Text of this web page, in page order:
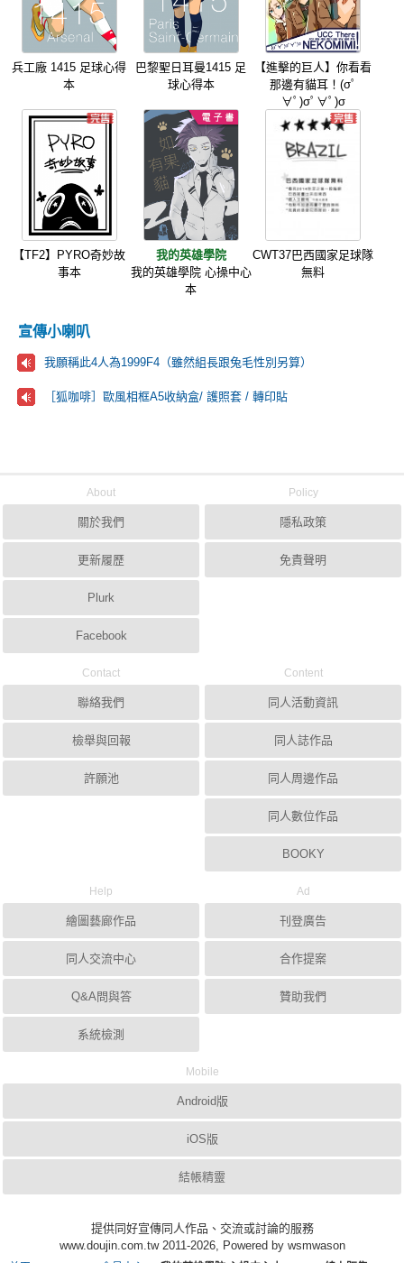
兵工廠 1415 足球心得
本
巴黎聖日耳曼1415 足
球心得本
【進擊的巨人】你看看
那邊有貓耳！(σﾟ
∀ﾟ)σﾟ∀ﾟ)σ
【TF2】PYRO奇妙故
事本
我的英雄學院
我的英雄學院 心操中心
本
CWT37巴西國家足球隊
無料
宣傳小喇叭
我願稱此4人為1999F4（雖然組長跟兔毛性別另算）
［狐咖啡］歐風相框A5收納盒/ 護照套 / 轉印貼
About
關於我們
更新履歷
Plurk
Facebook
Policy
隱私政策
免責聲明
Contact
聯絡我們
檢舉與回報
許願池
Content
同人活動資訊
同人誌作品
同人周邊作品
同人數位作品
BOOKY
Help
繪圖藝廊作品
同人交流中心
Q&A問與答
系統檢測
Ad
刊登廣告
合作提案
贊助我們
Mobile
Android版
iOS版
結帳精靈
提供同好宣傳同人作品、交流或討論的服務
www.doujin.com.tw 2011-2026, Powered by wsmwason